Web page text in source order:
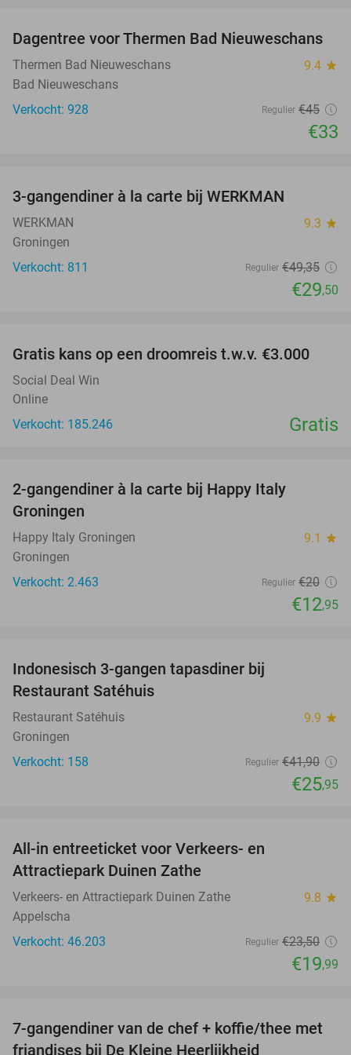
27%
Dagentree voor Thermen Bad Nieuweschans
Thermen Bad Nieuweschans 9.4 star
Bad Nieuweschans
Verkocht: 928
Regulier €45
€33
3-gangendiner à la carte bij WERKMAN
WERKMAN 9.3 star
Groningen
Verkocht: 811
Regulier €49,35
€29,50
Gratis kans op een droomreis t.w.v. €3.000
Social Deal Win
Online
Verkocht: 185.246
Gratis
2-gangendiner à la carte bij Happy Italy
Groningen
Happy Italy Groningen 9.1 star
Groningen
Verkocht: 2.463
Regulier €20
€12,95
Indonesisch 3-gangen tapasdiner bij
Restaurant Satéhuis
Restaurant Satéhuis 9.9 star
Groningen
Verkocht: 158
Regulier €41,90
€25,95
All-in entreeticket voor Verkeers- en
Attractiepark Duinen Zathe
Verkeers- en Attractiepark Duinen Zathe 9.8 star
Appelscha
Verkocht: 46.203
Regulier €23,50
€19,99
40%
7-gangendiner van de chef + koffie/thee met
friandises bij De Kleine Heerlijkheid